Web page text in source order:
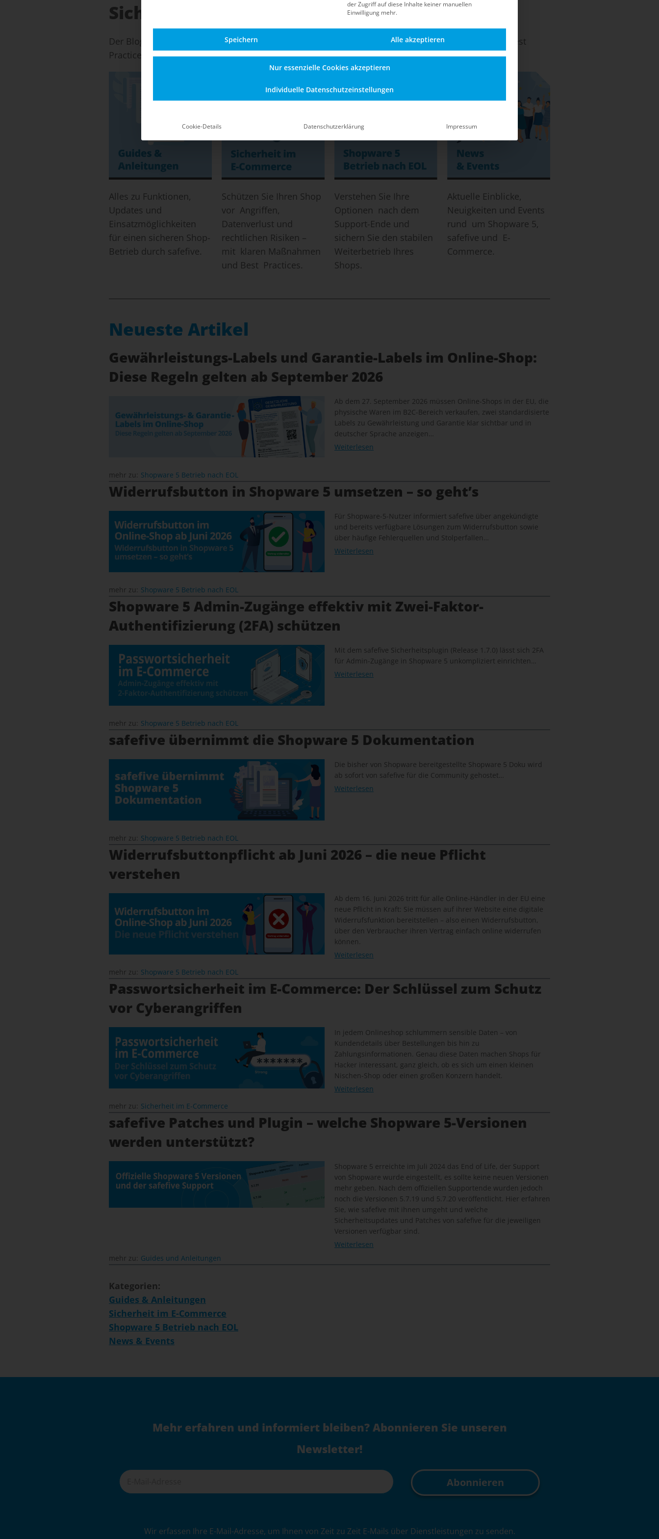
Sicherheits-Blog
Der Blog für Shopware 5: Informationen zu Sicherheit, Updates, dem Betrieb nach dem EOL und Best
Practices für einen stabilen Shopware-5-Shop – auch nach dem offiziellen End-of-Life.
Alles zu Funktionen,
Updates und
Einsatzmöglichkeiten
für einen sicheren Shop-
Betrieb durch safefive.
Schützen Sie Ihren Shop
vor Angriffen,
Datenverlust und
rechtlichen Risiken –
mit klaren Maßnahmen
und Best Practices.
Verstehen Sie Ihre
Optionen nach dem
Support-Ende und
sichern Sie den stabilen
Weiterbetrieb Ihres
Shops.
Aktuelle Einblicke,
Neuigkeiten und Events
rund um Shopware 5,
safefive und E-
Commerce.
Neueste Artikel
Gewährleistungs-Labels und Garantie-Labels im Online-Shop:
Diese Regeln gelten ab September 2026
Ab dem 27. September 2026 müssen Online-Shops in der EU, die
physische Waren im B2C-Bereich verkaufen, zwei standardisierte
Labels zu Gewährleistung und Garantie klar sichtbar und in
deutscher Sprache anzeigen…
Weiterlesen
mehr zu: Shopware 5 Betrieb nach EOL
Widerrufsbutton in Shopware 5 umsetzen – so geht’s
Für Shopware-5-Nutzer informiert safefive über angekündigte
und bereits verfügbare Lösungen zum Widerrufsbutton sowie
über häufige Fehlerquellen und Stolperfallen…
Weiterlesen
mehr zu: Shopware 5 Betrieb nach EOL
Shopware 5 Admin-Zugänge effektiv mit Zwei-Faktor-
Authentifizierung (2FA) schützen
Mit dem safefive Sicherheitsplugin (Release 1.7.0) lässt sich 2FA
für Admin-Zugänge in Shopware 5 unkompliziert einrichten…
Weiterlesen
mehr zu: Shopware 5 Betrieb nach EOL
safefive übernimmt die Shopware 5 Dokumentation
Die bisher von Shopware bereitgestellte Shopware 5 Doku wird
ab sofort von safefive für die Community gehostet…
Weiterlesen
mehr zu: Shopware 5 Betrieb nach EOL
Widerrufsbuttonpflicht ab Juni 2026 – die neue Pflicht
verstehen
Ab dem 16. Juni 2026 tritt für alle Online-Händler in der EU eine
neue Pflicht in Kraft: Sie müssen auf ihrer Website eine digitale
Widerrufsfunktion bereitstellen – also einen Widerrufsbutton,
über den Verbraucher ihren Vertrag einfach online widerrufen
können.
Weiterlesen
mehr zu: Shopware 5 Betrieb nach EOL
Passwortsicherheit im E-Commerce: Der Schlüssel zum Schutz
vor Cyberangriffen
In jedem Onlineshop schlummern sensible Daten – von
Kundendetails über Bestellungen bis hin zu
Zahlungsinformationen. Genau diese Daten machen Shops für
Hacker interessant, ganz gleich, ob es sich um einen kleinen
Nischen-Shop oder einen großen Konzern handelt.
Weiterlesen
mehr zu: Sicherheit im E-Commerce
safefive Patches und Plugin – welche Shopware 5-Versionen
werden unterstützt?
Shopware 5 erreichte im Juli 2024 das End of Life, der Support
von Shopware wurde eingestellt, es sollte keine neuen Versionen
mehr geben. Nach dem offiziellen Supportende wurden jedoch
noch die Versionen 5.7.19 und 5.7.20 veröffentlicht. Hier erfahren
Sie, wie safefive mit ihnen umgeht und welche
Sicherheitsupdates und Patches von safefive für die jeweiligen
Versionen verfügbar sind.
Weiterlesen
mehr zu: Guides und Anleitungen
Kategorien:
Guides & Anleitungen
Sicherheit im E-Commerce
Shopware 5 Betrieb nach EOL
News & Events
Mehr erfahren und informiert bleiben? Abonnieren Sie unseren
Newsletter!
Wir erfassen Ihre E-Mail-Adresse, um Ihnen von Zeit zu Zeit E-Mails über Dienstleistungen zu senden.
der Zugriff auf diese Inhalte keiner manuellen
Einwilligung mehr.
Speichern Alle akzeptieren
Nur essenzielle Cookies akzeptieren
Individuelle Datenschutzeinstellungen
Cookie-Details Datenschutzerklärung Impressum